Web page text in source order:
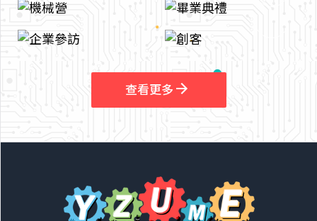
查看更多